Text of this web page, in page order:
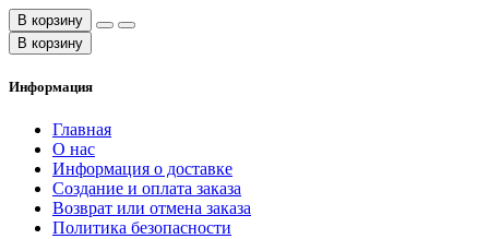
В корзину
В корзину
Информация
Главная
О нас
Информация о доставке
Создание и оплата заказа
Возврат или отмена заказа
Политика безопасности